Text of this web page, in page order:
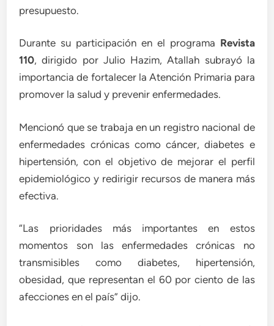
presupuesto.
Durante su participación en el programa Revista
110, dirigido por Julio Hazim, Atallah subrayó la
importancia de fortalecer la Atención Primaria para
promover la salud y prevenir enfermedades.
Mencionó que se trabaja en un registro nacional de
enfermedades crónicas como cáncer, diabetes e
hipertensión, con el objetivo de mejorar el perfil
epidemiológico y redirigir recursos de manera más
efectiva.
“Las prioridades más importantes en estos
momentos son las enfermedades crónicas no
transmisibles como diabetes, hipertensión,
obesidad, que representan el 60 por ciento de las
afecciones en el país” dijo.